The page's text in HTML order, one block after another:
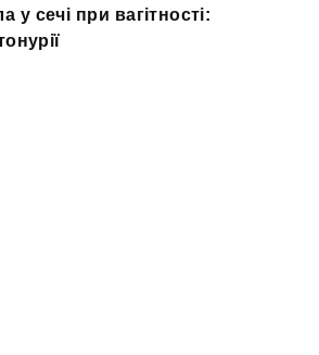
у сечі при вагітності: